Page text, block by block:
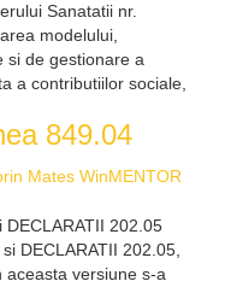
Sanatatii nr.
modelului,
si de gestionare a
a contributiilor sociale,
849.04
Mates WinMENTOR
202.05
DECLARATII 202.05,
versiune s-a